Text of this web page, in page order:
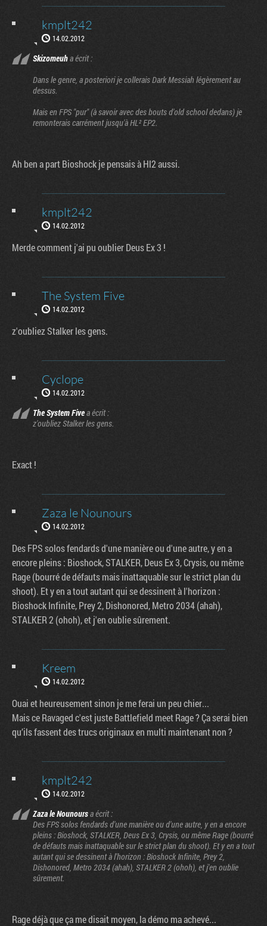
kmplt242
14.02.2012
Skizomeuha écrit :
Dans le genre, a posteriori je collerais Dark Messiah légèrement au
dessus.
Mais en FPS "pur" (à savoir avec des bouts d'old school dedans) je
remonterais carrément jusqu'à HL² EP2.
Ah ben a part Bioshock je pensais à Hl2 aussi.
kmplt242
14.02.2012
Merde comment j'ai pu oublier Deus Ex 3 !
The System Five
14.02.2012
z'oubliez Stalker les gens.
Cyclope
14.02.2012
The System Fivea écrit :
z'oubliez Stalker les gens.
Exact !
Zaza le Nounours
14.02.2012
Des FPS solos fendards d'une manière ou d'une autre, y en a
encore pleins : Bioshock, STALKER, Deus Ex 3, Crysis, ou même
Rage (bourré de défauts mais inattaquable sur le strict plan du
shoot). Et y en a tout autant qui se dessinent à l'horizon :
Bioshock Infinite, Prey 2, Dishonored, Metro 2034 (ahah),
STALKER 2 (ohoh), et j'en oublie sûrement.
Kreem
14.02.2012
Ouai et heureusement sinon je me ferai un peu chier...
Mais ce Ravaged c'est juste Battlefield meet Rage ? Ça serai bien
qu’ils fassent des trucs originaux en multi maintenant non ?
kmplt242
14.02.2012
Zaza le Nounoursa écrit :
Des FPS solos fendards d'une manière ou d'une autre, y en a encore
pleins : Bioshock, STALKER, Deus Ex 3, Crysis, ou même Rage (bourré
de défauts mais inattaquable sur le strict plan du shoot). Et y en a tout
autant qui se dessinent à l'horizon : Bioshock Infinite, Prey 2,
Dishonored, Metro 2034 (ahah), STALKER 2 (ohoh), et j'en oublie
sûrement.
Rage déjà que ça me disait moyen, la démo ma achevé...